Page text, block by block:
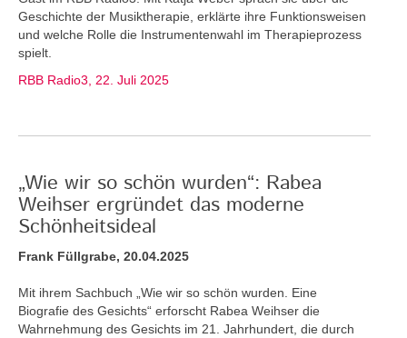
Geschichte der Musiktherapie, erklärte ihre Funktionsweisen
und welche Rolle die Instrumentenwahl im Therapieprozess
spielt.
RBB Radio3, 22. Juli 2025
„Wie wir so schön wurden“: Rabea
Weihser ergründet das moderne
Schönheitsideal
Frank Füllgrabe, 20.04.2025
Mit ihrem Sachbuch „Wie wir so schön wurden. Eine
Biografie des Gesichts“ erforscht Rabea Weihser die
Wahrnehmung des Gesichts im 21. Jahrhundert, die durch